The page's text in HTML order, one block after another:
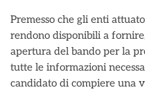
Premesso che gli enti
rendono disponibili a
apertura del bando per la
tutte le informazioni
candidato di compiere una